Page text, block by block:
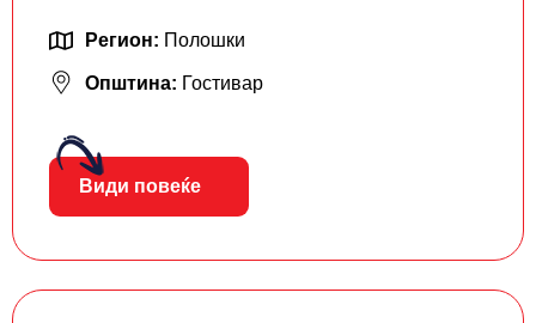
Регион: Полошки
Општина: Гостивар
Види повеќе